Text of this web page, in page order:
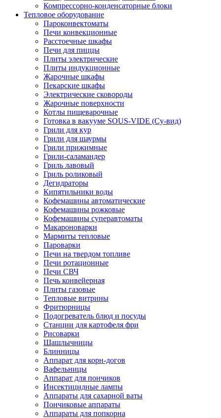
Компрессорно-конденсаторные блоки
Тепловое оборудование
Пароконвектоматы
Печи конвекционные
Расстоечные шкафы
Печи для пиццы
Плиты электрические
Плиты индукционные
Жарочные шкафы
Пекарские шкафы
Электрические сковороды
Жарочные поверхности
Котлы пищеварочные
Готовка в вакууме SOUS-VIDE (Су-вид)
Грили для кур
Грили для шаурмы
Грили прижимные
Грили-саламандер
Гриль лавовый
Гриль роликовый
Дегидраторы
Кипятильники воды
Кофемашины автоматические
Кофемашины рожковые
Кофемашины суперавтоматы
Макароноварки
Мармиты тепловые
Пароварки
Печи на твердом топливе
Печи ротационные
Печи СВЧ
Печь конвейерная
Плиты газовые
Тепловые витрины
Фритюрницы
Подогреватель блюд и посуды
Станции для картофеля фри
Рисоварки
Шашлычницы
Блинницы
Аппарат для корн-догов
Вафельницы
Аппарат для пончиков
Инсектицидные лампы
Аппараты для сахарной ваты
Пончиковые аппараты
Аппараты для попкорна